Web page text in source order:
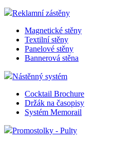
Reklamní zástěny
Magnetické stěny
Textilní stěny
Panelové stěny
Bannerová stěna
Nástěnný systém
Cocktail Brochure
Držák na časopisy
Systém Memorail
Promostolky - Pulty